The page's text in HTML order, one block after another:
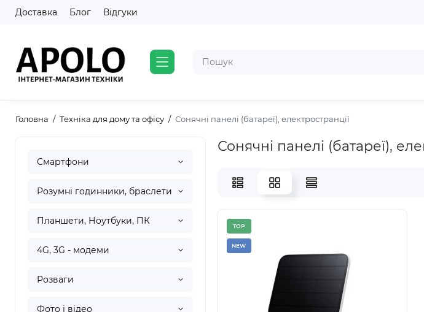
Доставка Блог Відгуки
Головна Техніка для дому та офісу Сонячні панелі (батареї), електространції
Смартфони
Розумні годинники, браслети
Планшети, Ноутбуки, ПК
4G, 3G - модеми
Розваги
Фото і відео
Сонячні панелі (батареї),
TOP
NEW